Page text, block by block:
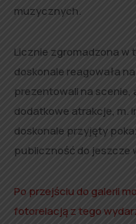
muzycznych.
Licznie zgromadzona w
doskonale reagowała
prezentowali na
dodatkowe atrakcje, m.
doskonale przyjęty
publiczność do jeszcze
Po przejściu do galerii
fotorelacją z tego